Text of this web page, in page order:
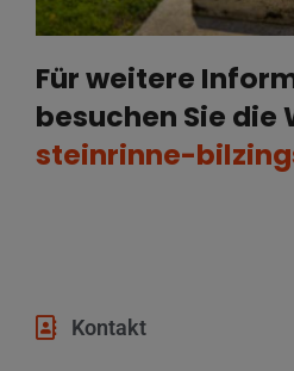
Für weitere
besuchen Sie die
steinrinne-
Kontakt